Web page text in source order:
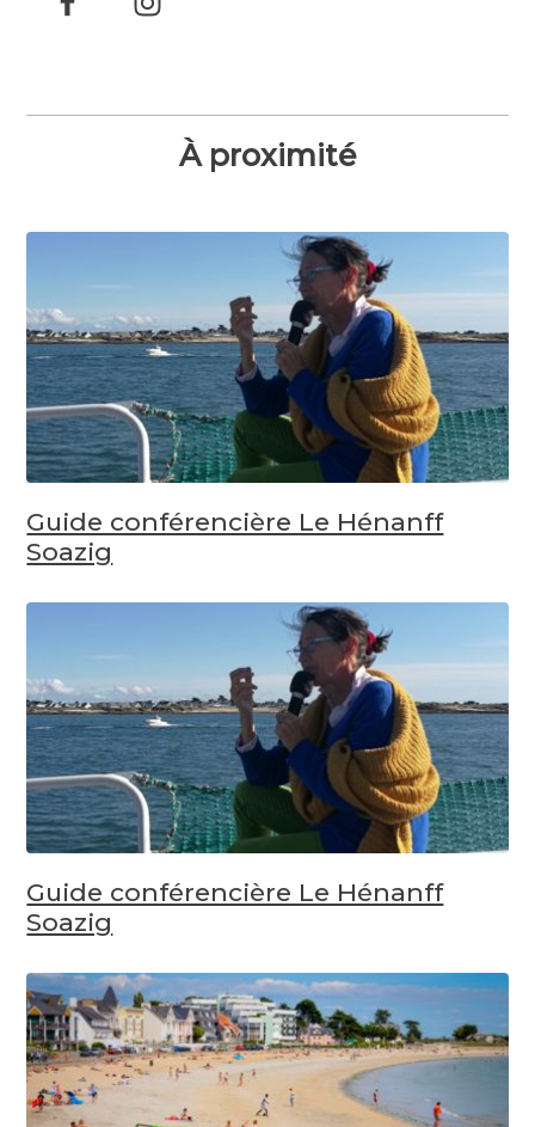
À proximité
Guide conférencière Le Hénanff
Soazig
Guide conférencière Le Hénanff
Soazig